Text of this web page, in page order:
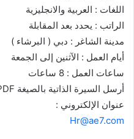
اللغات : العربية والانجليزية
الراتب : يحدد بعد المقابلة
مدينة الشاغر : دبي ( البرشاء )
أيام العمل : الآثنين إلى الجمعة
ساعات العمل : 8 ساعات
عنوان الإلكتروني :
Hr@ae7.com